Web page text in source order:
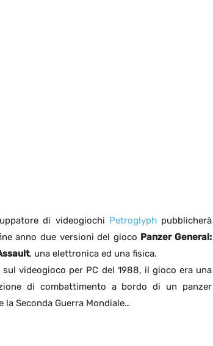
di videogiochi Petroglyph pubblicherà
anno due versioni del gioco Panzer General:
, una elettronica ed una fisica.
sul videogioco per PC del 1988, il gioco era una
di combattimento a bordo di un panzer
la Seconda Guerra Mondiale…